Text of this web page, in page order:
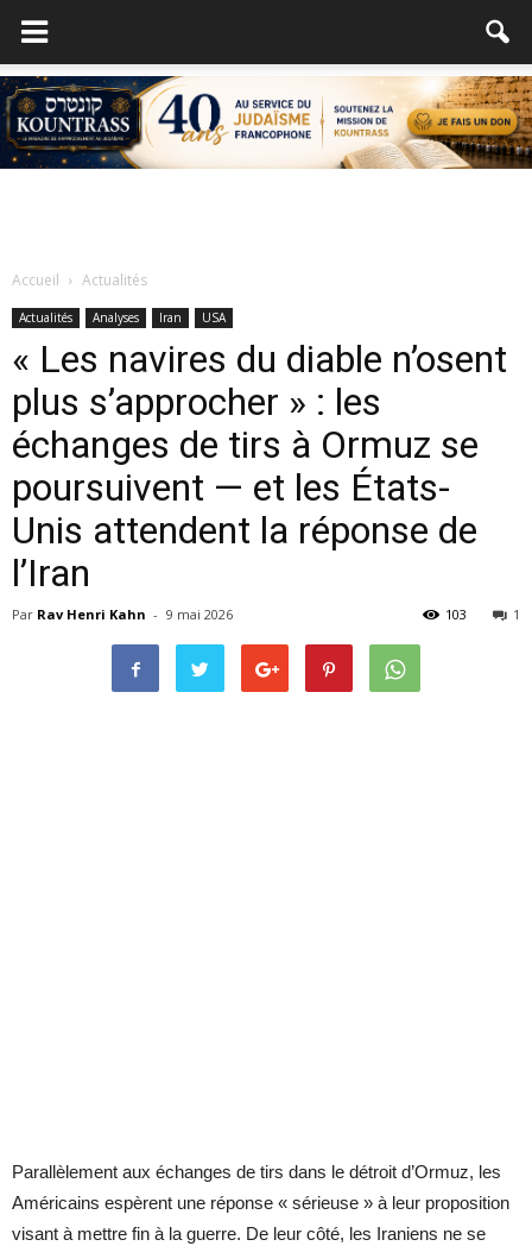
Accueil Actualités
Actualités Analyses Iran USA
« Les navires du diable n’osent
plus s’approcher » : les
échanges de tirs à Ormuz se
poursuivent — et les États-
Unis attendent la réponse de
l’Iran
Par Rav Henri Kahn - 9 mai 2026 1
103
Parallèlement aux échanges de tirs dans le détroit d’Ormuz, les
Américains espèrent une réponse « sérieuse » à leur proposition
visant à mettre fin à la guerre. De leur côté, les Iraniens ne se